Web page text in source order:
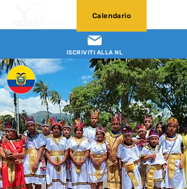
ISCRIVITI ALLA NL
Calendario